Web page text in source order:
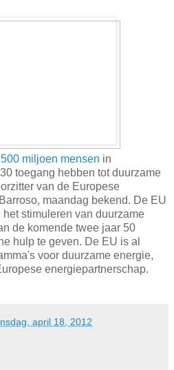
500 miljoen mensen in
toegang hebben tot duurzame
van de Europese
maandag bekend. De EU
stimuleren van duurzame
de komende twee jaar 50
hulp te geven. De EU is al
voor duurzame energie,
energiepartnerschap.
april 18, 2012